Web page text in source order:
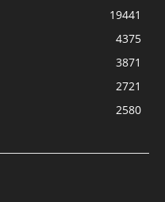
19441
4375
3871
2721
2580